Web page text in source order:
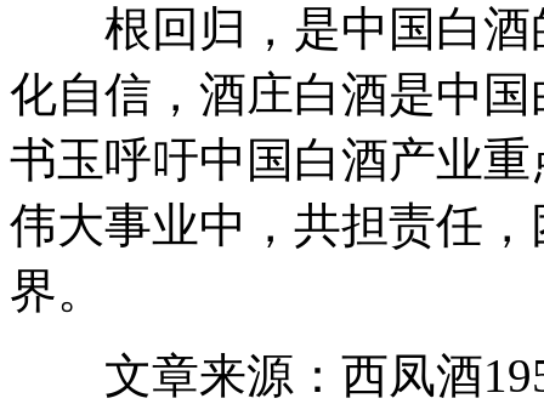
根回归，是中国白酒
化自信，酒庄白酒是中
书玉呼吁中国白酒产业
伟大事业中，共担责任
界。
文章来源：西凤酒